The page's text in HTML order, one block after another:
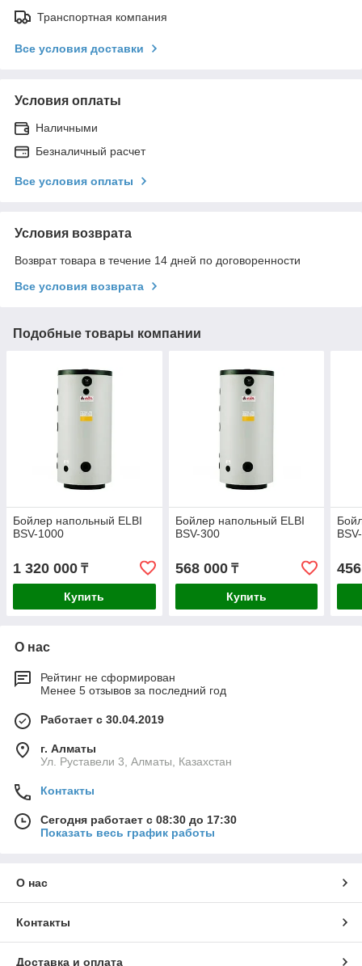
Транспортная компания
Все условия доставки
Условия оплаты
Наличными
Безналичный расчет
Все условия оплаты
Условия возврата
Возврат товара в течение 14 дней по договоренности
Все условия возврата
Подобные товары компании
Бойлер напольный ELBI
BSV-1000
1 320 000 ₸
Купить
Бойлер напольный ELBI
BSV-300
568 000₸
Купить
О нас
Рейтинг не сформирован
Менее 5 отзывов за последний год
Работает с 30.04.2019
г. Алматы
Ул. Руставели 3, Алматы, Казахстан
Контакты
Сегодня работает с 08:30 до 17:30
Показать весь график работы
О нас
Контакты
Доставка и оплата